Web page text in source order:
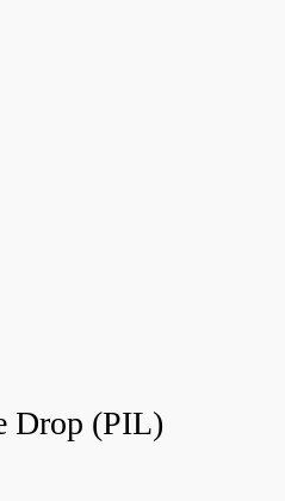
Drop (PIL)